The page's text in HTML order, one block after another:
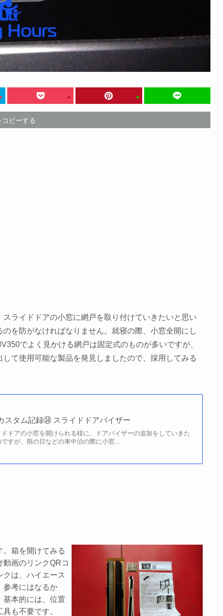
コピーする
ライドドアの小窓に網戸を取り付けていきたいと思い
を防がなければなりません。就寝の際、小窓全開にし
でよく見かける網戸は固定式のものが多いですが、
て使用可能な製品を発見しましたので、採用してみる
スタム記録㉞ スライドドアバイザー
ドアの小窓を開けられる様に、ドアバイザーの追加をしていきた
すが、雨の日などの車中泊の際に小窓...
箱を開けてみる
画のリンクQRコ
は、ハイエース
参考にはなるか
基本的には、位置
も不要です。